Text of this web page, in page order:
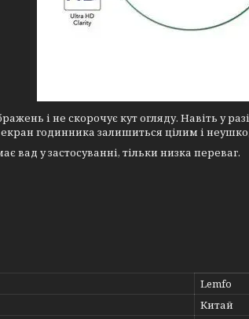
і не скорочує кут огляду. Навіть у
годинника залишиться цілим і
вад у застосуванні, тільки низка переваг.
Lemfo
Китай